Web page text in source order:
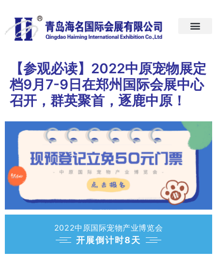
【参观必读】2022中原宠物展定
档9月7-9日在郑州国际会展中心
召开，群英聚首，逐鹿中原！
2022中原国际宠物产业博览会
开展倒计时8天